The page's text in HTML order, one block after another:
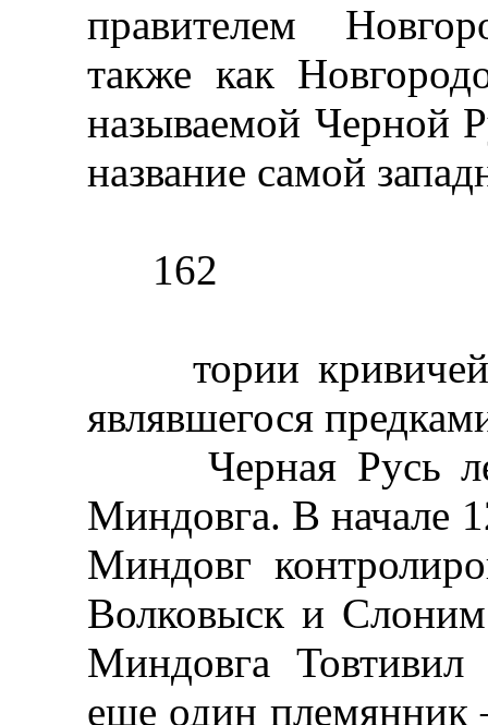
правителем
также как
называемой Черной
название самой
162
тории кривичей,
являвшегося
Черная Русь
Миндовга. В начале
Миндовг
Волковыск и
Миндовга
еще один племянник